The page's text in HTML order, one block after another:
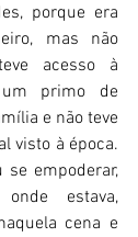
porque era
mas não
acesso à
um primo de
e não teve
visto à época.
se empoderar,
estava,
cena e